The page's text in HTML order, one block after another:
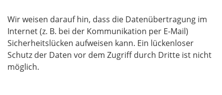
Wir weisen darauf hin, dass die Datenübertragung im
Internet (z. B. bei der Kommunikation per E-Mail)
Sicherheitslücken aufweisen kann. Ein lückenloser
Schutz der Daten vor dem Zugriff durch Dritte ist nicht
möglich.